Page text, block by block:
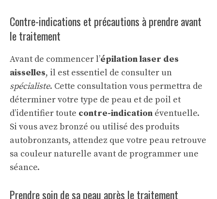
Contre-indications et précautions à prendre avant
le traitement
Avant de commencer l’épilation laser des
aisselles, il est essentiel de consulter un
spécialiste. Cette consultation vous permettra de
déterminer votre type de peau et de poil et
d’identifier toute contre-indication éventuelle.
Si vous avez bronzé ou utilisé des produits
autobronzants, attendez que votre peau retrouve
sa couleur naturelle avant de programmer une
séance.
Prendre soin de sa peau après le traitement